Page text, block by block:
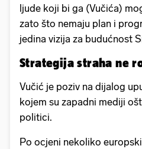
ljude koji bi ga (Vučića)
zato što nemaju plan i
jedina vizija za budućnost
Strategija straha ne
Vučić je poziv na dijalog
kojem su zapadni mediji
politici.
Po ocjeni nekoliko